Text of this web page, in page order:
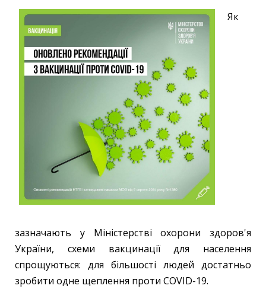
Як
зазначають у Міністерстві охорони здоров'я
України, схеми вакцинації для населення
спрощуються: для більшості людей достатньо
зробити одне щеплення проти СОVID-19.